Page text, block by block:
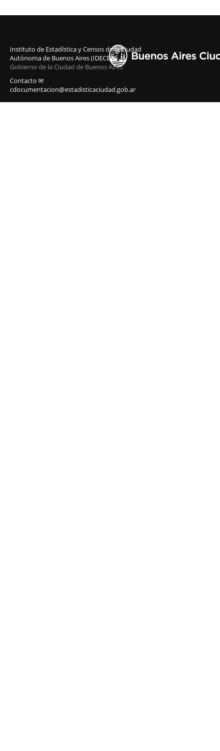
Instituto de Estadística y Censos de la Ciudad
Autónoma de Buenos Aires (IDECBA)
Gobierno de la Ciudad de Buenos Aires
Contacto ✉
cdocumentacion@estadisticaciudad.gob.ar